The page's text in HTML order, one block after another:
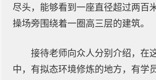
尽头，能够看到一座直径超过两百
操场旁围绕着一圈高三层的建筑。
接待老师向众人分别介绍，在
中，有拟态环境修炼的地方，有学